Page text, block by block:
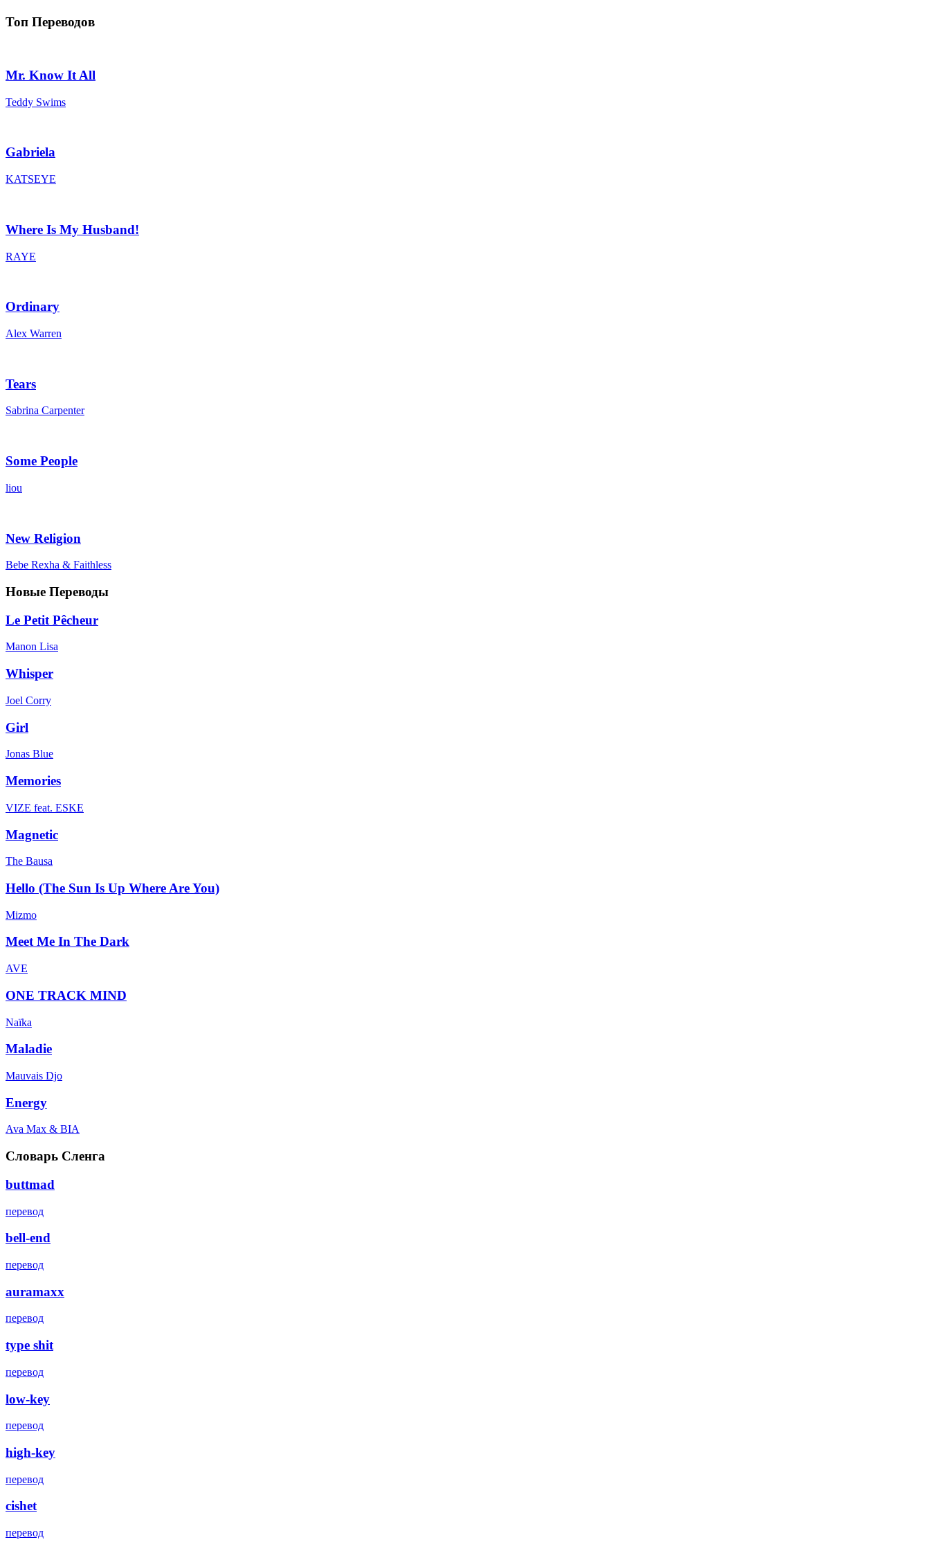
Топ Переводов
Mr. Know It All
Teddy Swims
Gabriela
KATSEYE
Where Is My Husband!
RAYE
Ordinary
Alex Warren
Tears
Sabrina Carpenter
Some People
liou
New Religion
Bebe Rexha & Faithless
Новые Переводы
Le Petit Pêcheur
Manon Lisa
Whisper
Joel Corry
Girl
Jonas Blue
Memories
VIZE feat. ESKE
Magnetic
The Bausa
Hello (The Sun Is Up Where Are You)
Mizmo
Meet Me In The Dark
AVE
ONE TRACK MIND
Naïka
Maladie
Mauvais Djo
Energy
Ava Max & BIA
Словарь Сленга
buttmad
перевод
bell-end
перевод
auramaxx
перевод
type shit
перевод
low-key
перевод
high-key
перевод
cishet
перевод